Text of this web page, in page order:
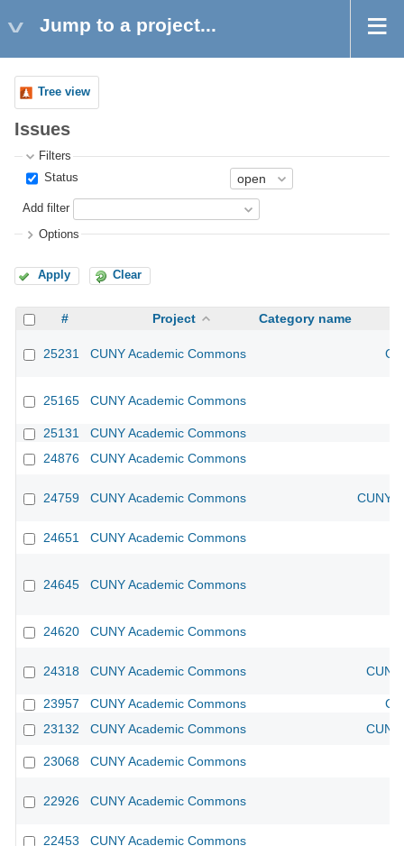
Jump to a project...
Tree view
Issues
Filters
Status
Add filter
Options
Apply Clear
# Project Category name
25231 CUNY Academic Commons
25165 CUNY Academic Commons
25131
CUNY Academic Commons
24876
CUNY Academic Commons
24759 CUNY Academic Commons CUNY
24651 CUNY Academic Commons
24645 CUNY Academic Commons
24620 CUNY Academic Commons
24318 CUNY Academic Commons
23957 CUNY Academic Commons
23132
CUNY Academic Commons
23068 CUNY Academic Commons
22926 CUNY Academic Commons
22453 CUNY Academic Commons